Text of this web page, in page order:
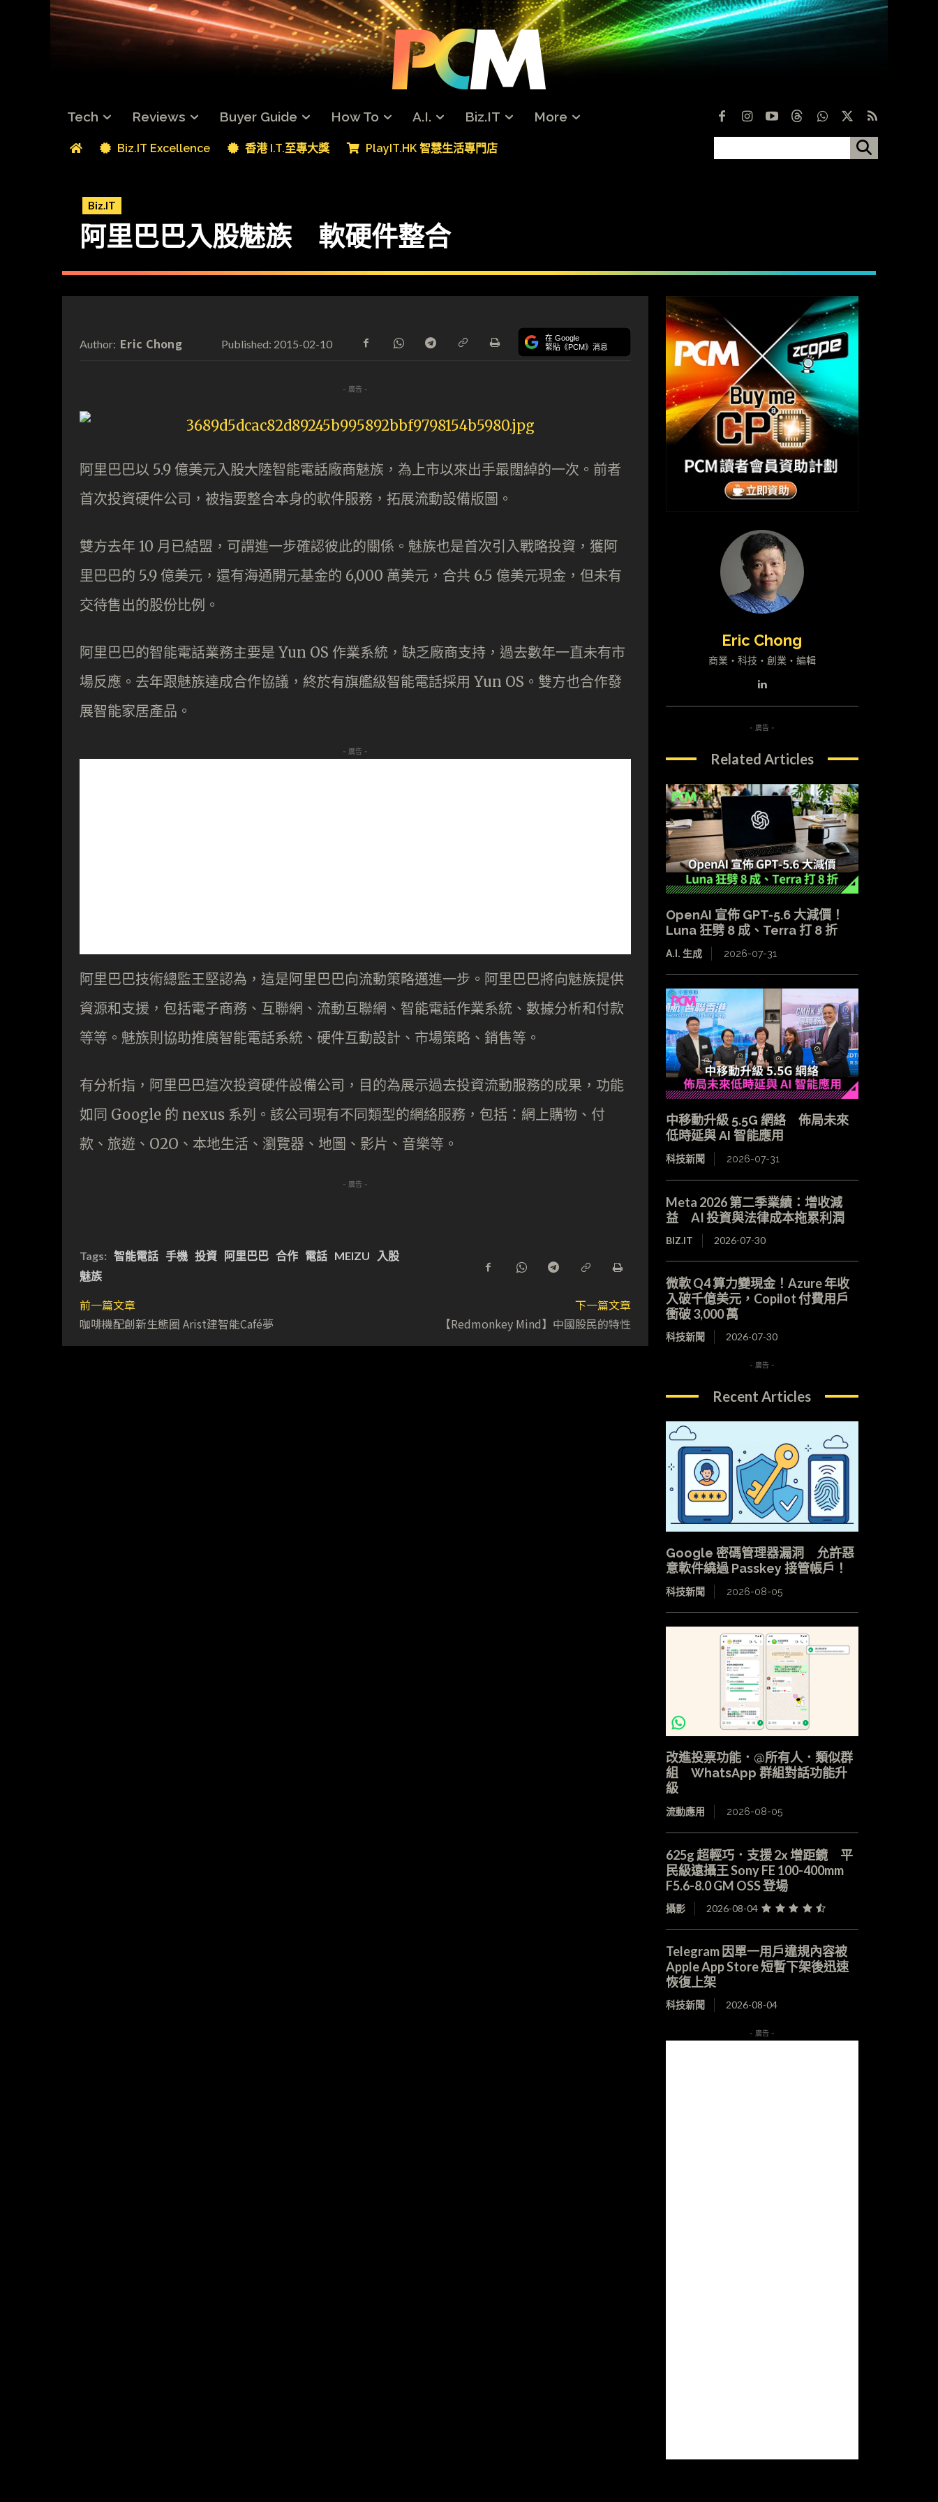
Tech Reviews Buyer Guide How To A.I. Biz.IT More
Biz.IT Excellence 香港 I.T.至專大獎 PlayIT.HK 智慧生活專門店
Biz.IT
阿里巴巴入股魅族 軟硬件整合
Author: Eric Chong Published: 2015-02-10 在 Google
緊貼《PCM》消息
- 廣告 -
阿里巴巴以 5.9 億美元入股大陸智能電話廠商魅族，為上市以來出手最闊綽的一次。前者
首次投資硬件公司，被指要整合本身的軟件服務，拓展流動設備版圖。
雙方去年 10 月已結盟，可謂進一步確認彼此的關係。魅族也是首次引入戰略投資，獲阿
里巴巴的 5.9 億美元，還有海通開元基金的 6,000 萬美元，合共 6.5 億美元現金，但未有
交待售出的股份比例。
阿里巴巴的智能電話業務主要是 Yun OS 作業系統，缺乏廠商支持，過去數年一直未有市
場反應。去年跟魅族達成合作協議，終於有旗艦級智能電話採用 Yun OS。雙方也合作發
展智能家居產品。
- 廣告 -
阿里巴巴技術總監王堅認為，這是阿里巴巴向流動策略邁進一步。阿里巴巴將向魅族提供
資源和支援，包括電子商務、互聯網、流動互聯網、智能電話作業系統、數據分析和付款
等等。魅族則協助推廣智能電話系統、硬件互動設計、市場策略、銷售等。
有分析指，阿里巴巴這次投資硬件設備公司，目的為展示過去投資流動服務的成果，功能
如同 Google 的 nexus 系列。該公司現有不同類型的網絡服務，包括：網上購物、付
款、旅遊、O2O、本地生活、瀏覽器、地圖、影片、音樂等。
- 廣告 -
Tags: 智能電話 手機 投資 阿里巴巴 合作 電話 MEIZU
入股
魅族
前一篇文章
咖啡機配創新生態圈 Arist建智能Café夢
下一篇文章
【Redmonkey Mind】中國股民的特性
Eric Chong
商業・科技・創業・編輯
- 廣告 -
Related Articles
OpenAI 宣佈 GPT-5.6 大減價！
Luna 狂劈 8 成、Terra 打 8 折
A.I. 生成 2026-07-31
中移動升級 5.5G 網絡 佈局未來
低時延與 AI 智能應用
科技新聞 2026-07-31
Meta 2026 第二季業績：增收減
益 AI 投資與法律成本拖累利潤
BIZ.IT 2026-07-30
微軟 Q4 算力變現金！Azure 年收
入破千億美元，Copilot 付費用戶
衝破 3,000 萬
科技新聞 2026-07-30
- 廣告 -
Recent Articles
Google 密碼管理器漏洞 允許惡
意軟件繞過 Passkey 接管帳戶！
科技新聞 2026-08-05
改進投票功能．@所有人．類似群
組 WhatsApp 群組對話功能升
級
流動應用 2026-08-05
625g 超輕巧．支援 2x 增距鏡 平
民級遠攝王 Sony FE 100-400mm
F5.6-8.0 GM OSS 登場
攝影 2026-08-04
Telegram 因單一用戶違規內容被
Apple App Store 短暫下架後迅速
恢復上架
科技新聞 2026-08-04
- 廣告 -